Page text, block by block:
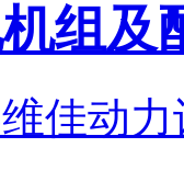
组及
佳动